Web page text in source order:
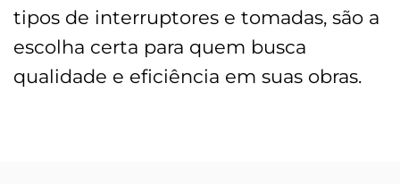
tipos de interruptores e tomadas, são a
escolha certa para quem busca
qualidade e eficiência em suas obras.